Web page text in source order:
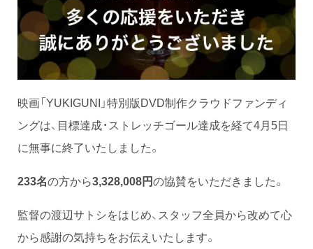
映画「YUKIGUNI」特別版DVD制作クラウドファンディ
ングは、目標達成・ストレッチゴール達成を経て4月5日
に無事に終了いたしました。
233名の方から3,328,008円の協賛をいただきました。
監督の渡辺サトシをはじめ、スタッフ全員から改めて心
から感謝の気持ちをお伝えいたします。